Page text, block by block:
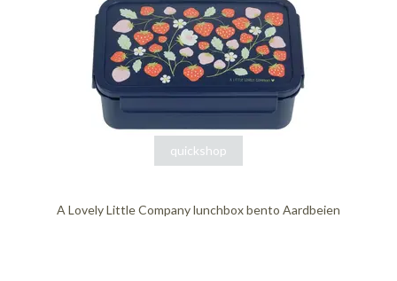
quickshop
A Lovely Little Company lunchbox bento Aardbeien